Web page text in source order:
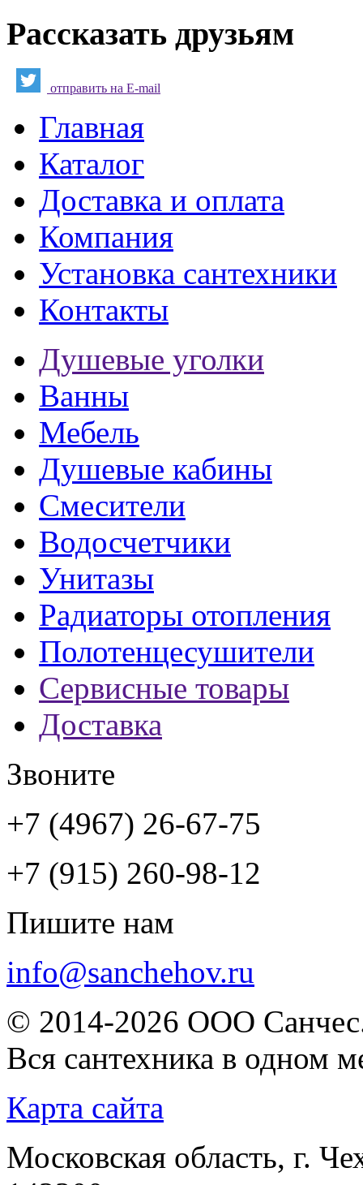
Рассказать друзьям
отправить на E-mail
Главная
Каталог
Доставка и оплата
Компания
Установка сантехники
Контакты
Душевые уголки
Ванны
Мебель
Душевые кабины
Смесители
Водосчетчики
Унитазы
Радиаторы отопления
Полотенцесушители
Сервисные товары
Доставка
Звоните
+7 (4967) 26-67-75
+7 (915) 260-98-12
Пишите нам
info@sanchehov.ru
© 2014-2026 ООО
Вся сантехника в одном
Карта сайта
Московская область, г.